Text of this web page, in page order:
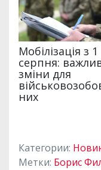
Категории:
Метки: Борис